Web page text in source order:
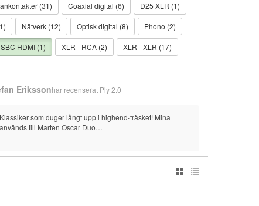
(31) Coaxial digital (6) D25 XLR (1)
Nätverk (12) Optisk digital (8) Phono (2)
HDMI (1) XLR - RCA (2) XLR - XLR (17)
Erikssonhar recenserat Ply 2.0
Klassiker som duger långt upp i highend-träsket! Mina
används till Marten Oscar Duo…